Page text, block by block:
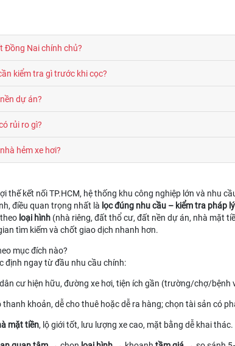
Đồng Nai chính chủ?
kiểm tra gì trước khi cọc?
dự án?
rủi ro gì?
hẻm xe hơi?
thế kết nối TP.HCM, hệ thống khu công nghiệp lớn và nhu
điều quan trọng nhất là lọc đúng nhu cầu – kiểm tra pháp
loại hình (nhà riêng, đất thổ cư, đất nền dự án, nhà mặt
tìm kiếm và chốt giao dịch nhanh hơn.
mục đích nào?
định ngay từ đầu nhu cầu chính:
cư hiện hữu, đường xe hơi, tiện ích gần (trường/chợ/bệnh
thanh khoản, dễ cho thuê hoặc dễ ra hàng; chọn tài sản có
mặt tiền, lộ giới tốt, lưu lượng xe cao, mặt bằng dễ khai thác.